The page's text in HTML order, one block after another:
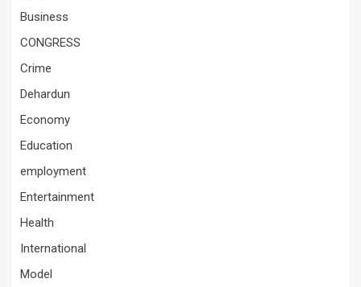
Business
CONGRESS
Crime
Dehardun
Economy
Education
employment
Entertainment
Health
International
Model